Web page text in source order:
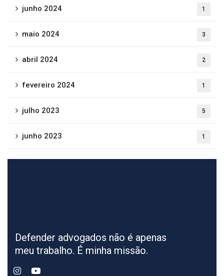
junho 2024 1
maio 2024 3
abril 2024 2
fevereiro 2024 1
julho 2023 5
junho 2023 1
Defender advogados não é apenas
meu trabalho. É minha missão.